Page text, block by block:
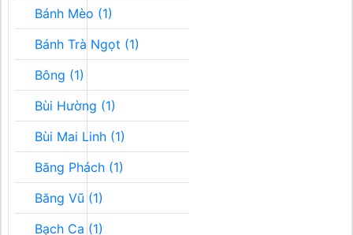
Bánh Mèo (1)
Bánh Trà Ngọt (1)
Bông (1)
Bùi Hường (1)
Bùi Mai Linh (1)
Băng Phách (1)
Băng Vũ (1)
Bạch Ca (1)